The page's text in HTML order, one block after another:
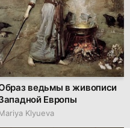
ведьмы в живописи
Европы
Klyueva